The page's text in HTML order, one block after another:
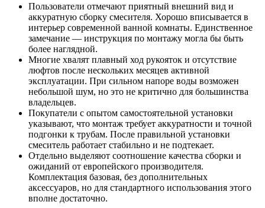
Пользователи отмечают приятный внешний вид и
аккуратную сборку смесителя. Хорошо вписывается в
интерьер современной ванной комнаты. Единственное
замечание — инструкция по монтажу могла бы быть
более наглядной.
Многие хвалят плавный ход рукояток и отсутствие
люфтов после нескольких месяцев активной
эксплуатации. При сильном напоре воды возможен
небольшой шум, но это не критично для большинства
владельцев.
Покупатели с опытом самостоятельной установки
указывают, что монтаж требует аккуратности и точной
подгонки к трубам. После правильной установки
смеситель работает стабильно и не подтекает.
Отдельно выделяют соотношение качества сборки и
ожиданий от европейского производителя.
Комплектация базовая, без дополнительных
аксессуаров, но для стандартного использования этого
вполне достаточно.